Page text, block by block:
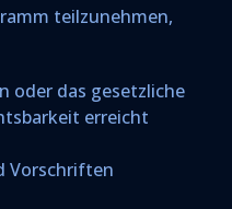
teilzunehmen,
oder das gesetzliche
erreicht
Vorschriften